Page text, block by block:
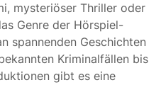
mysteriöser Thriller oder
Genre der Hörspiel-
spannenden Geschichten
Kriminalfällen bis
gibt es eine